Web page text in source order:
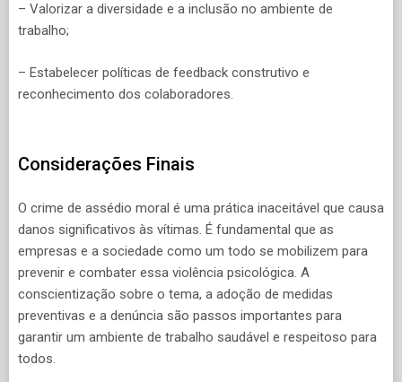
– Valorizar a diversidade e a inclusão no ambiente de
trabalho;
– Estabelecer políticas de feedback construtivo e
reconhecimento dos colaboradores.
Considerações Finais
O crime de assédio moral é uma prática inaceitável que causa
danos significativos às vítimas. É fundamental que as
empresas e a sociedade como um todo se mobilizem para
prevenir e combater essa violência psicológica. A
conscientização sobre o tema, a adoção de medidas
preventivas e a denúncia são passos importantes para
garantir um ambiente de trabalho saudável e respeitoso para
todos.